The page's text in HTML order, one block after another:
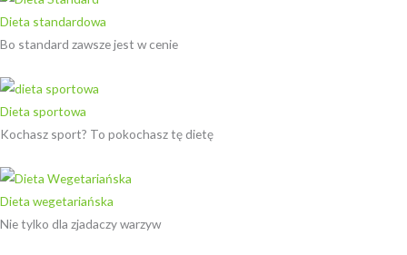
Dieta standardowa
Bo standard zawsze jest w cenie
Dieta sportowa
Kochasz sport? To pokochasz tę dietę
Dieta wegetariańska
Nie tylko dla zjadaczy warzyw